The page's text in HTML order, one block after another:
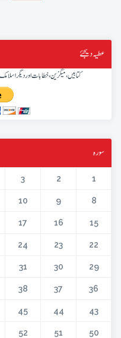
عطیہ دیجئے
کتابیں، میگزین، خطابات اور دیگر
سورہ
1
2
3
8
9
10
15
16
17
22
23
24
29
30
31
36
37
38
43
44
45
50
51
52